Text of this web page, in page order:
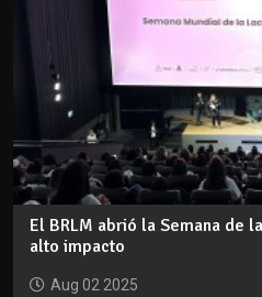
El BRLM abrió la Semana de
alto impacto
Aug 02 2025